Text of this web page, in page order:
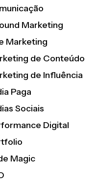
Marketing
Marketing
de Conteúdo
de Influência
Paga
Sociais
Digital
Magic